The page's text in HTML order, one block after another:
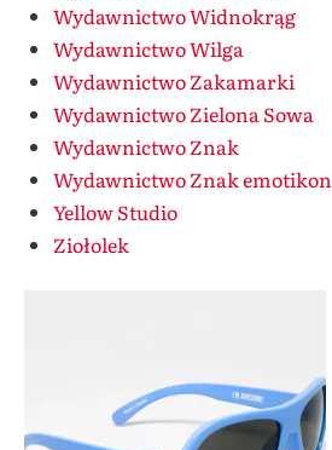
Wydawnictwo Widnokrąg
Wydawnictwo Wilga
Wydawnictwo Zakamarki
Wydawnictwo Zielona Sowa
Wydawnictwo Znak
Wydawnictwo Znak emotikon
Yellow Studio
Ziołolek